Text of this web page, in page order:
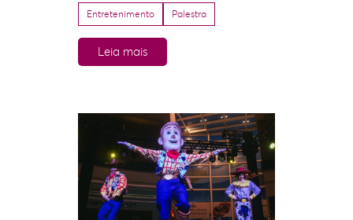
Entretenimento Palestra
Leia mais